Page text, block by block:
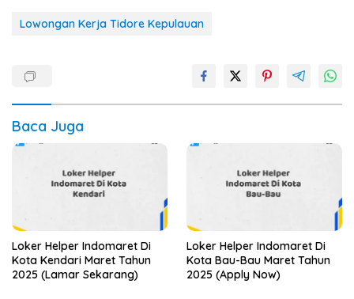
Lowongan Kerja Tidore Kepulauan
Baca Juga
Loker Helper Indomaret Di
Kota Kendari Maret Tahun
2025 (Lamar Sekarang)
Loker Helper Indomaret Di
Kota Bau-Bau Maret Tahun
2025 (Apply Now)